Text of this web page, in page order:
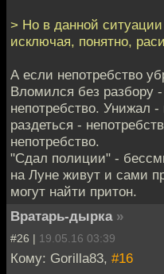
> Но в данной
исключая, понятно,
А если непотребство
Вломился без разбору
непотребство. Унижал -
раздеться -
непотребство.
"Сдал полиции" -
на Луне живут и сами
могут найти притон.
Вратарь-дырка »
#26 | 19.05.16 03:39
Кому: Gorilla83, #16